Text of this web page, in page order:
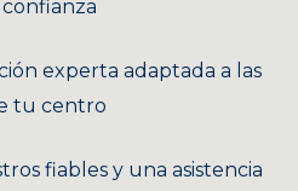
experta adaptada a las
tu centro
fiables y una asistencia